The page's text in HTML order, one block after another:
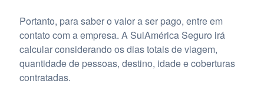
Portanto, para saber o valor a ser pago, entre em
contato com a empresa. A SulAmérica Seguro irá
calcular considerando os dias totais de viagem,
quantidade de pessoas, destino, idade e coberturas
contratadas.